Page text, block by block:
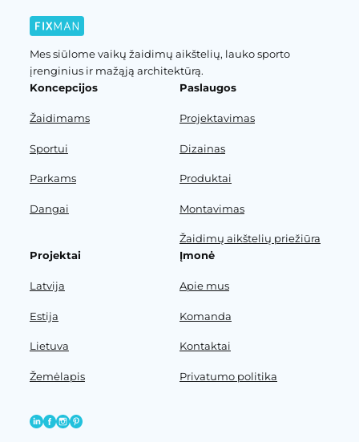
Mes siūlome vaikų žaidimų aikštelių, lauko sporto
įrenginius ir mažąją architektūrą.
Koncepcijos
Žaidimams
Sportui
Parkams
Dangai
Paslaugos
Projektavimas
Dizainas
Produktai
Montavimas
Žaidimų aikštelių priežiūra
Projektai
Latvija
Estija
Lietuva
Žemėlapis
Įmonė
Apie mus
Komanda
Kontaktai
Privatumo politika